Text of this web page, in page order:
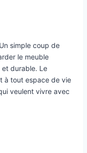
simple coup de
le meuble
et durable. Le
à tout espace de vie
veulent vivre avec